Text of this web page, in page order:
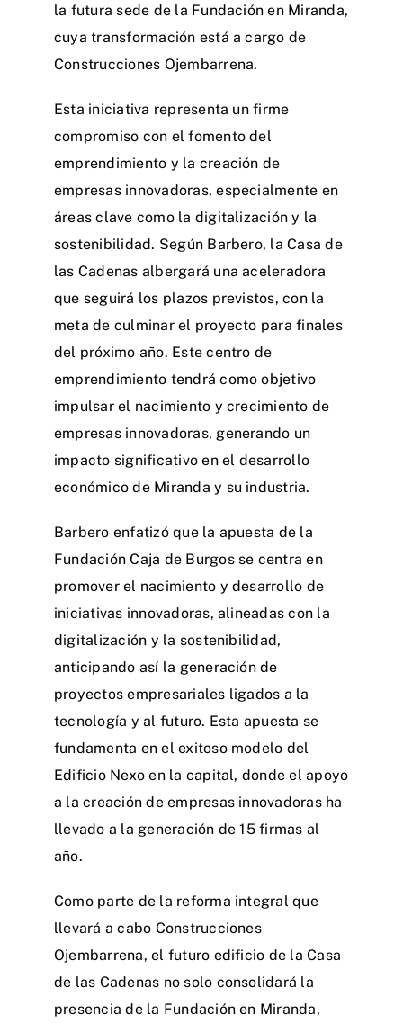
la futura sede de la Fundación en Miranda,
cuya transformación está a cargo de
Construcciones Ojembarrena.
Esta iniciativa representa un firme
compromiso con el fomento del
emprendimiento y la creación de
empresas innovadoras, especialmente en
áreas clave como la digitalización y la
sostenibilidad. Según Barbero, la Casa de
las Cadenas albergará una aceleradora
que seguirá los plazos previstos, con la
meta de culminar el proyecto para finales
del próximo año. Este centro de
emprendimiento tendrá como objetivo
impulsar el nacimiento y crecimiento de
empresas innovadoras, generando un
impacto significativo en el desarrollo
económico de Miranda y su industria.
Barbero enfatizó que la apuesta de la
Fundación Caja de Burgos se centra en
promover el nacimiento y desarrollo de
iniciativas innovadoras, alineadas con la
digitalización y la sostenibilidad,
anticipando así la generación de
proyectos empresariales ligados a la
tecnología y al futuro. Esta apuesta se
fundamenta en el exitoso modelo del
Edificio Nexo en la capital, donde el apoyo
a la creación de empresas innovadoras ha
llevado a la generación de 15 firmas al
año.
Como parte de la reforma integral que
llevará a cabo Construcciones
Ojembarrena, el futuro edificio de la Casa
de las Cadenas no solo consolidará la
presencia de la Fundación en Miranda,